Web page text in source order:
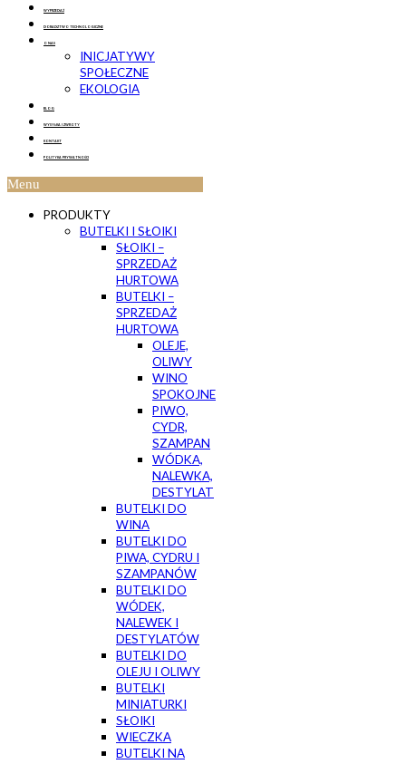
WYPRZEDAŻ
DORADZTWO TECHNOLOGICZNE
O NAS
INICJATYWY
SPOŁECZNE
EKOLOGIA
BLOG
WYSYŁKA I ZWROTY
KONTAKT
POLITYKA PRYWATNOŚCI
Menu
PRODUKTY
BUTELKI I SŁOIKI
SŁOIKI –
SPRZEDAŻ
HURTOWA
BUTELKI –
SPRZEDAŻ
HURTOWA
OLEJE,
OLIWY
WINO
SPOKOJNE
PIWO,
CYDR,
SZAMPAN
WÓDKA,
NALEWKA,
DESTYLAT
BUTELKI DO
WINA
BUTELKI DO
PIWA, CYDRU I
SZAMPANÓW
BUTELKI DO
WÓDEK,
NALEWEK I
DESTYLATÓW
BUTELKI DO
OLEJU I OLIWY
BUTELKI
MINIATURKI
SŁOIKI
WIECZKA
BUTELKI NA